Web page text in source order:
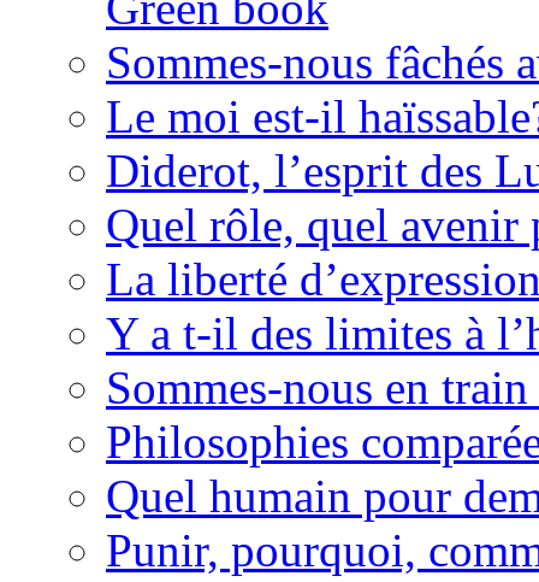
Sommes-nous fâchés
Le moi est-il
Diderot, l’esprit des
Quel rôle, quel avenir
La liberté
Y a t-il des limites à
Sommes-nous en
Philosophies
Quel humain pour
Punir, pourquoi,